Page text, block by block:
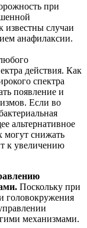
при
известны случаи
анафилаксии.
действия. Как
спектра
появление и
Если во
альтернативное
могут снижать
к увеличению
Поскольку при
головокружения
механизмами.